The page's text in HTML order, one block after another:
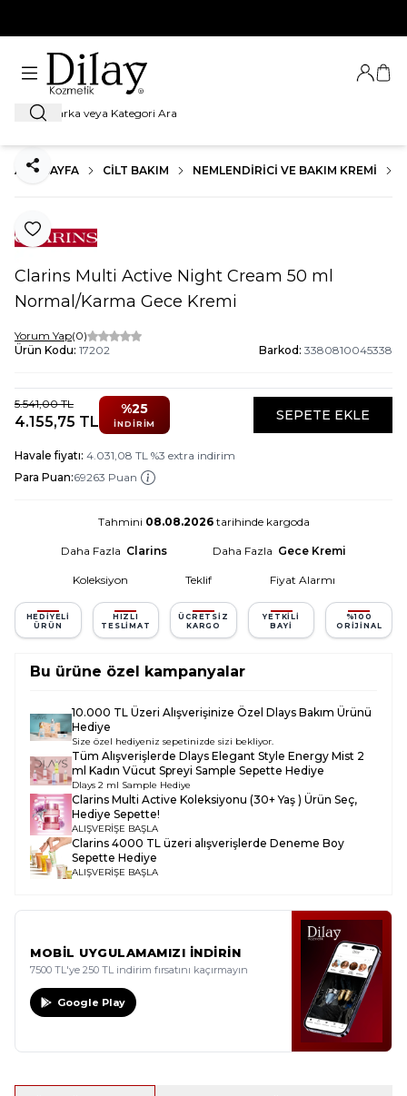
Ara
Giriş
ANA SAYFA CILT BAKIM NEMLENDIRICI VE BAKIM KREMI
Favoriye Ekle
Paylaş
Clarins Multi Active Night Cream 50 ml
Normal/Karma Gece Kremi
Yorum Yap(0)
Ürün Kodu: 17202 Barkod: 3380810045338
5.541,00TL
4.155,75 TL
%25
İNDIRIM
SEPETE EKLE
Havale fiyatı: 4.031,08 TL %3 extra indirim
Para Puan:69263 Puan
Tahmini 08.08.2026tarihinde kargoda
Daha Fazla Clarins Daha Fazla Gece Kremi
Koleksiyon Teklif Fiyat Alarmı
HEDIYELI
ÜRÜN
HIZLI
TESLIMAT
ÜCRETSIZ
KARGO
YETKILI
BAYI
%100
ORIJINAL
Bu ürüne özel kampanyalar
10.000 TL Üzeri Alışverişinize Özel Dlays Bakım Ürünü
Hediye
Size özel hediyeniz sepetinizde sizi bekliyor.
Tüm Alışverişlerde Dlays Elegant Style Energy Mist 2
ml Kadın Vücut Spreyi Sample Sepette Hediye
Dlays 2 ml Sample Hediye
Clarins Multi Active Koleksiyonu (30+ Yaş ) Ürün Seç,
Hediye Sepette!
ALIŞVERİŞE BAŞLA
Clarins 4000 TL üzeri alışverişlerde Deneme Boy
Sepette Hediye
ALIŞVERİŞE BAŞLA
MOBİL UYGULAMAMIZI İNDİRİN
7500 TL'ye 250 TL indirim fırsatını kaçırmayın
Google Play